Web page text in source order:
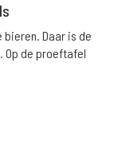
Daar is de
Op de proeftafel